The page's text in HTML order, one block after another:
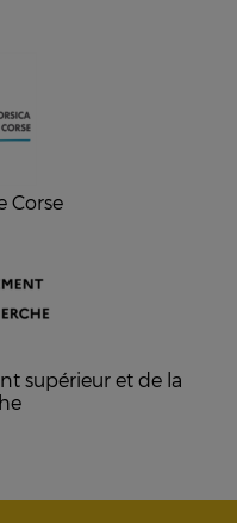
Corse
supérieur et de la